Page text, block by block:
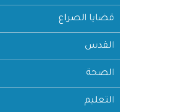
قضايا الصراع
القدس
الصحة
التعليم